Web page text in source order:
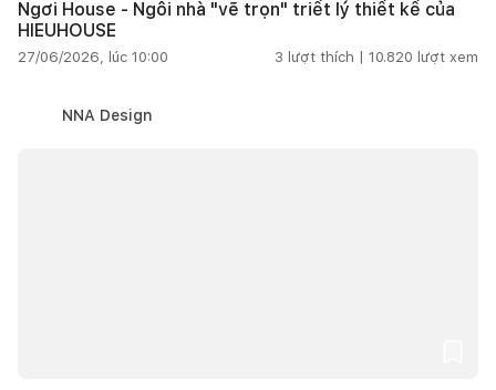
Ngơi House - Ngôi nhà "vẽ trọn" triết lý thiết kế của
HIEUHOUSE
27/06/2026, lúc 10:00 3 lượt thích | 10.820 lượt xem
NNA Design